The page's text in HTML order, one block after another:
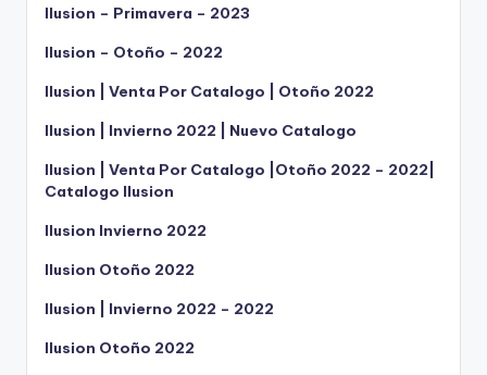
Ilusion – Primavera – 2023
Ilusion – Otoño – 2022
Ilusion | Venta Por Catalogo | Otoño 2022
Ilusion | Invierno 2022 | Nuevo Catalogo
Ilusion | Venta Por Catalogo |Otoño 2022 – 2022|
Catalogo Ilusion
Ilusion Invierno 2022
Ilusion Otoño 2022
Ilusion | Invierno 2022 – 2022
Ilusion Otoño 2022